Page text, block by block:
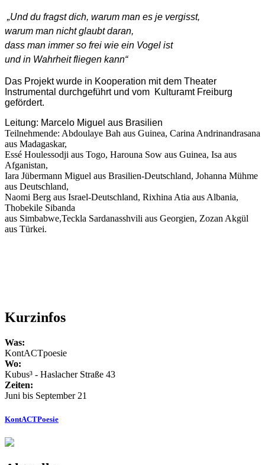
„Und du fragst dich, warum man es je vergisst,
warum man nicht glaubt daran,
dass man immer so frei wie ein Vogel ist
und in Wahrheit fliegen kann“
Das Projekt wurde in Kooperation mit dem Theater
Instrumental durchgeführt und vom Kulturamt Freiburg
gefördert.
Leitung: Marcelo Miguel aus Brasilien
Teilnehmende: Abdoulaye Bah aus Guinea, Carina Andrinandrasana
aus Madagaskar,
Essé Houlessodji aus Togo, Harouna Sow aus Guinea, Isa aus
Afganistan,
Iara Jübermann Miguel aus Brasilien-Deutschland, Johanna Mühme
aus Deutschland,
Naomi Berg aus Israel-Deutschland, Rixhina Atia aus Albania,
Thobekile Sibanda
aus Simbabwe,Teckla Sardanasshvili aus Georgien, Zozan Akgül
aus Türkei.
Kurzinfos
Was:
KontACTpoesie
Wo:
Kubus³ - Haslacher Straße 43
Zeiten:
Juni bis September 21
KontACTPoesie